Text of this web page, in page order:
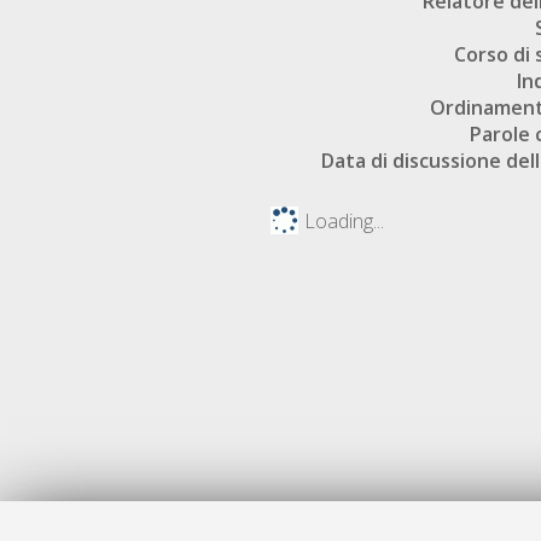
Corso di
Parole
Data di discussione
Loading...